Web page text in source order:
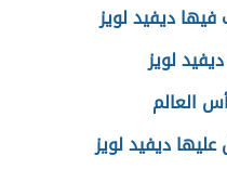
فيها ديفيد لويز
لويز
العالم
ديفيد لويز